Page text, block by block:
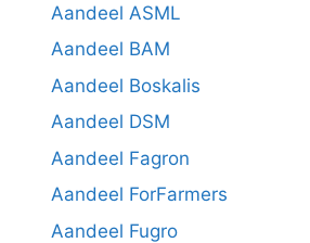
Aandeel ASML
Aandeel BAM
Aandeel Boskalis
Aandeel DSM
Aandeel Fagron
Aandeel ForFarmers
Aandeel Fugro